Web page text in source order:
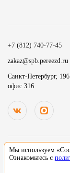
+7 (812) 740-77-45
zakaz@spb.pereezd.ru
Санкт-Петербург,
офис 316
© 2000-2026 Деликатный
исключительные права
Номер
ремя для
18
19
20
9
11
13
Нажимая на
даете согласие
Мы используем
Ознакомьтесь с